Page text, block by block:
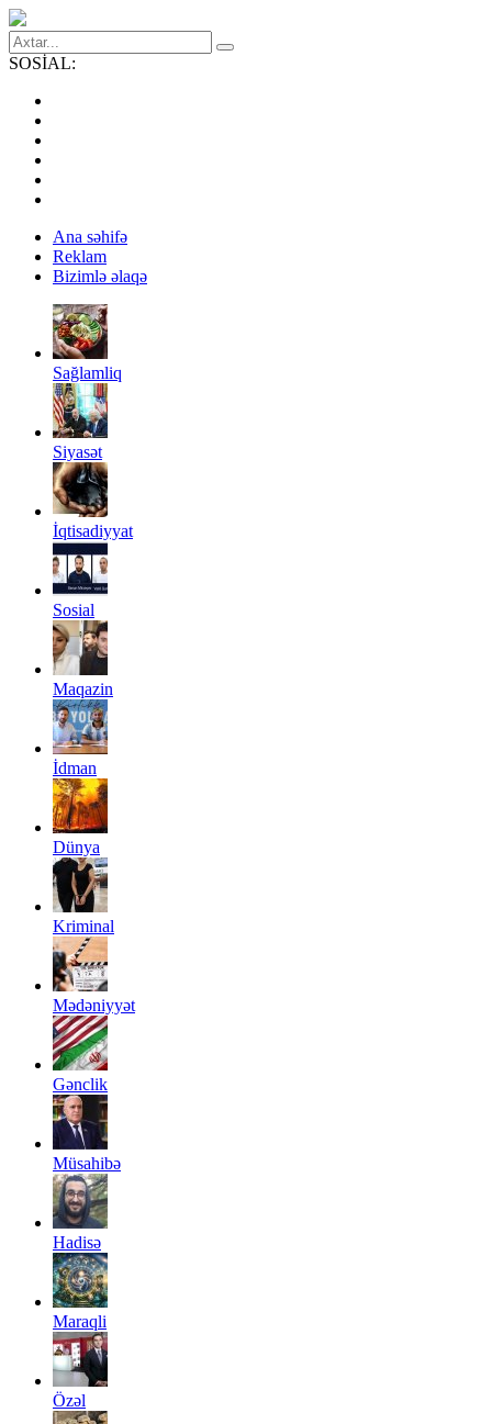
SOSİAL:
Ana səhifə
Reklam
Bizimlə əlaqə
Sağlamliq
Siyasət
İqtisadiyyat
Sosial
Maqazin
İdman
Dünya
Kriminal
Mədəniyyət
Gənclik
Müsahibə
Hadisə
Maraqli
Özəl